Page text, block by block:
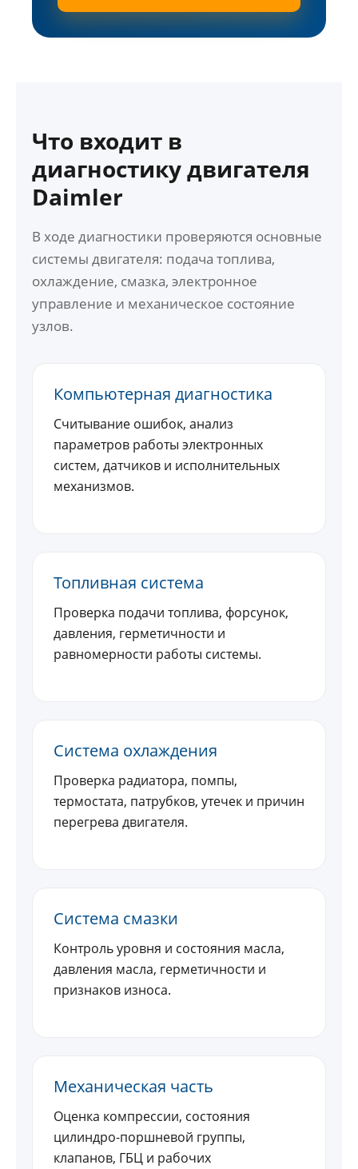
Что входит в
диагностику двигателя
Daimler
В ходе диагностики проверяются основные
системы двигателя: подача топлива,
охлаждение, смазка, электронное
управление и механическое состояние
узлов.
Компьютерная диагностика
Считывание ошибок, анализ
параметров работы электронных
систем, датчиков и исполнительных
механизмов.
Топливная система
Проверка подачи топлива, форсунок,
давления, герметичности и
равномерности работы системы.
Система охлаждения
Проверка радиатора, помпы,
термостата, патрубков, утечек и причин
перегрева двигателя.
Система смазки
Контроль уровня и состояния масла,
давления масла, герметичности и
признаков износа.
Механическая часть
Оценка компрессии, состояния
цилиндро-поршневой группы,
клапанов, ГБЦ и рабочих